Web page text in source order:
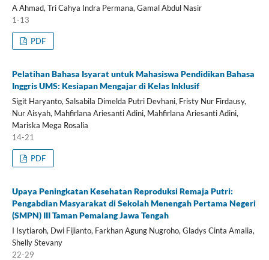
A Ahmad, Tri Cahya Indra Permana, Gamal Abdul Nasir
1-13
PDF
Pelatihan Bahasa Isyarat untuk Mahasiswa Pendidikan Bahasa
Inggris UMS: Kesiapan Mengajar di Kelas Inklusif
Sigit Haryanto, Salsabila Dimelda Putri Devhani, Fristy Nur Firdausy,
Nur Aisyah, Mahfirlana Ariesanti Adini, Mahfirlana Ariesanti Adini,
Mariska Mega Rosalia
14-21
PDF
Upaya Peningkatan Kesehatan Reproduksi Remaja Putri:
Pengabdian Masyarakat di Sekolah Menengah Pertama Negeri
(SMPN) III Taman Pemalang Jawa Tengah
I Isytiaroh, Dwi Fijianto, Farkhan Agung Nugroho, Gladys Cinta Amalia,
Shelly Stevany
22-29